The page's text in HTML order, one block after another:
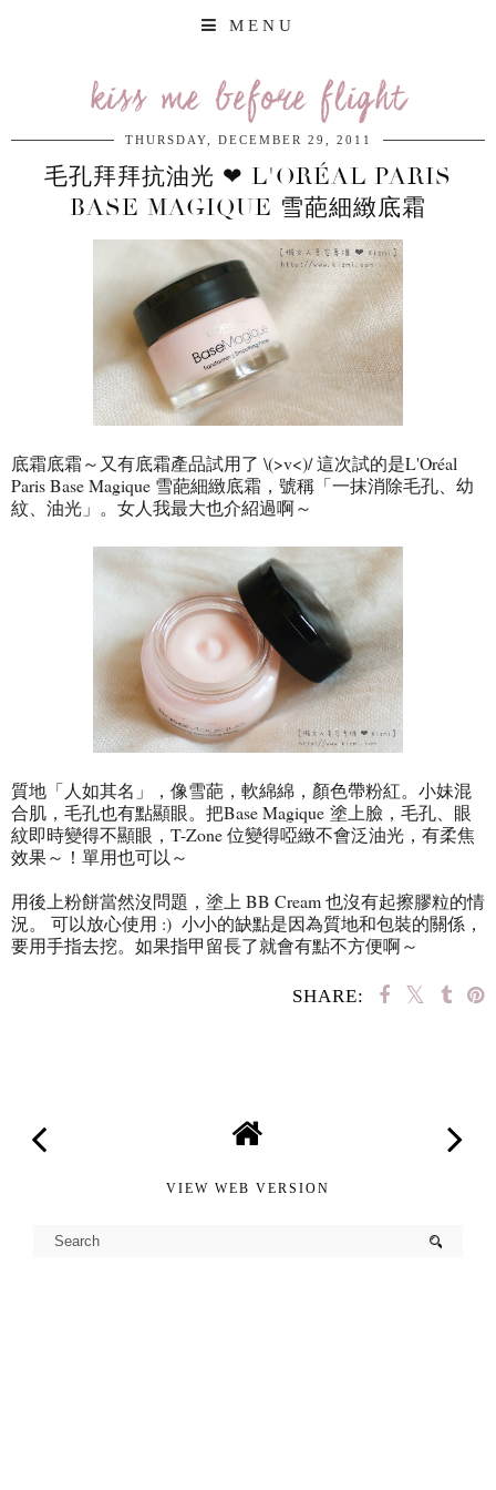
MENU
kiss me before flight
THURSDAY, DECEMBER 29, 2011
毛孔拜拜抗油光 ❤ L'ORÉAL PARIS
BASE MAGIQUE 雪葩細緻底霜
底霜底霜～又有底霜產品試用了 \(>v<)/ 這次試的是L'Oréal
Paris Base Magique 雪葩細緻底霜，號稱「一抹消除毛孔、幼
紋、油光」。女人我最大也介紹過啊～
質地「人如其名」，像雪葩，軟綿綿，顏色帶粉紅。小妹混
合肌，毛孔也有點顯眼。把Base Magique 塗上臉，毛孔、眼
紋即時變得不顯眼，T-Zone 位變得啞緻不會泛油光，有柔焦
效果～！單用也可以～
用後上粉餅當然沒問題，塗上 BB Cream 也沒有起擦膠粒的情
況。 可以放心使用 :) 小小的缺點是因為質地和包裝的關係，
要用手指去挖。如果指甲留長了就會有點不方便啊～
SHARE:
VIEW WEB VERSION